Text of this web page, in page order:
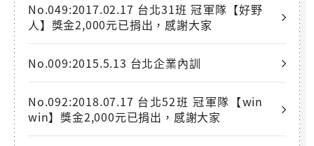
No.049:2017.02.17 台北31班 冠軍隊【好野
人】獎金2,000元已捐出，感謝大家
No.009:2015.5.13 台北企業內訓
No.092:2018.07.17 台北52班 冠軍隊【win
win】獎金2,000元已捐出，感謝大家